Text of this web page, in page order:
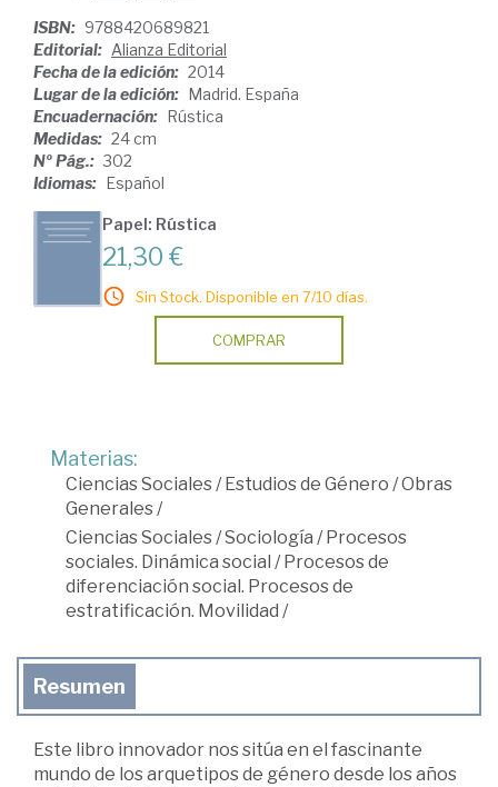
ISBN: 9788420689821
Editorial: Alianza Editorial
Fecha de la edición: 2014
Lugar de la edición: Madrid. España
Encuadernación: Rústica
Medidas: 24 cm
Nº Pág.: 302
Idiomas: Español
Papel: Rústica
21,30 €
Sin Stock. Disponible en 7/10 días.
COMPRAR
Materias:
Ciencias Sociales/ Estudios de Género /Obras
Generales/
Ciencias Sociales/Sociología / Procesos
sociales. Dinámica social / Procesos de
diferenciación social. Procesos de
estratificación. Movilidad /
Resumen
Este libro innovador nos sitúa en el fascinante
mundo de los arquetipos de género desde los años